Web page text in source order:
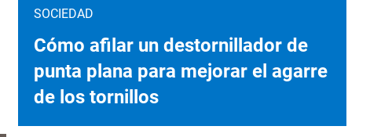
SOCIEDAD
Cómo afilar un destornillador de
punta plana para mejorar el agarre
de los tornillos